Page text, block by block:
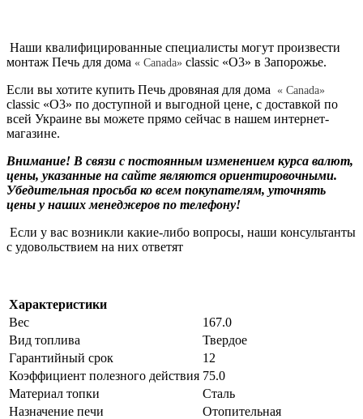
Наши квалифицированные специалисты могут произвести
монтаж Печь для дома « Canada» classic «О3» в Запорожье.
Если вы хотите купить Печь дровяная для дома « Canada»
classic «О3» по доступной и выгодной цене, с доставкой по
всей Украине вы можете прямо сейчас в нашем интернет-
магазине.
Внимание! В связи с постоянным изменением курса валют,
цены, указанные на сайте являются ориентировочными.
Убедительная просьба ко всем покупателям, уточнять
цены у наших менеджеров по телефону!
Если у вас возникли какие-либо вопросы, наши консультанты
с удовольствием на них ответят
Характеристики
Вес
167.0
Вид топлива
Твердое
Гарантийный срок
12
Коэффициент полезного действия 75.0
Материал топки
Сталь
Назначение печи
Отопительная